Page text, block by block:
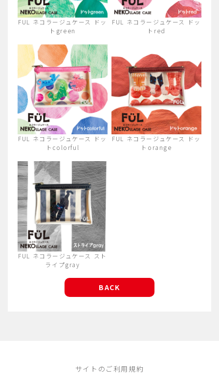
FUL ネコラージュケース ドッ
トgreen
FUL ネコラージュケース ドッ
トred
FUL ネコラージュケース ドッ
トcolorful
FUL ネコラージュケース ドッ
トorange
FUL ネコラージュケース スト
ライプgray
BACK
サイトのご利用規約